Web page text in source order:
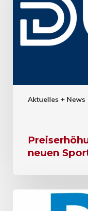
Aktuelles + News
neuen